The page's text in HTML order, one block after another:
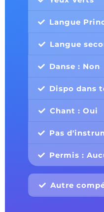
Langue
Langue
Danse : Non
Dispo dans
Chant : Oui
Pas
Permis :
Autre